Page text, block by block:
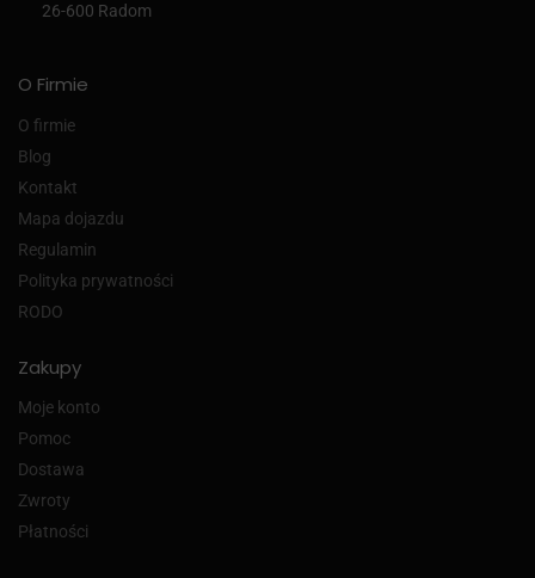
26-600 Radom
O Firmie
O firmie
Blog
Kontakt
Mapa dojazdu
Regulamin
Polityka prywatności
RODO
Zakupy
Moje konto
Pomoc
Dostawa
Zwroty
Płatności